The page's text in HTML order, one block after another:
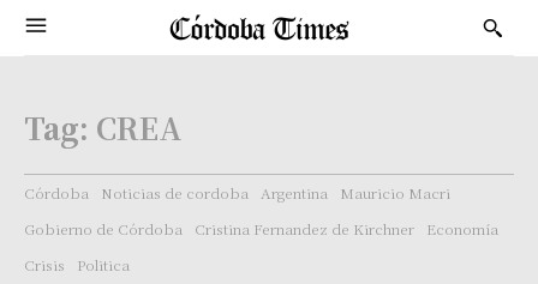
Tag: CREA
Córdoba Noticias de cordoba Argentina
Mauricio Macri
Gobierno de Córdoba
Cristina Fernandez de Kirchner
Economía
Crisis
Politica